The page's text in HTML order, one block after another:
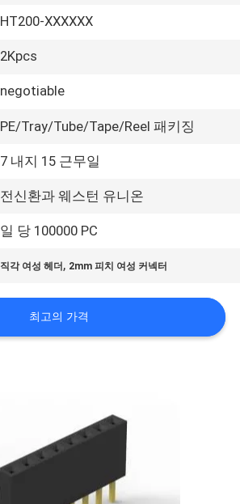
HT200-XXXXXX
2Kpcs
negotiable
PE/Tray/Tube/Tape/Reel 패키징
7 내지 15 근무일
전신환과 웨스턴 유니온
일 당 100000 PC
직각 여성 헤더 , 2mm 피치 여성 커넥터
최고의 가격